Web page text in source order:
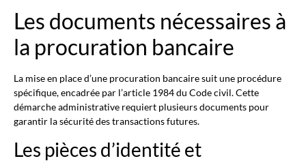
Les documents nécessaires à
la procuration bancaire
La mise en place d’une procuration bancaire suit une procédure
spécifique, encadrée par l’article 1984 du Code civil. Cette
démarche administrative requiert plusieurs documents pour
garantir la sécurité des transactions futures.
Les pièces d’identité et